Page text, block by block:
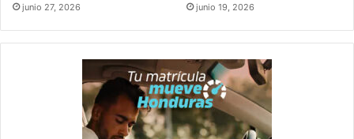
junio 27, 2026 junio 19, 2026